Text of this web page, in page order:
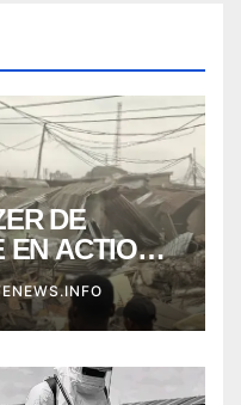
DE
EN ACTION
VOIE
DANS LA